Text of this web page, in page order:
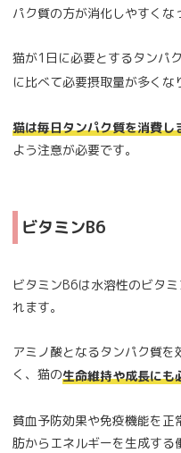
パク質の方が消化しやすくな
猫が1日に必要とするタンパ
に比べて必要摂取量が多くな
猫は毎日タンパク質を消費し
よう注意が必要です。
ビタミンB6
ビタミンB6は水溶性のビタ
れます。
アミノ酸となるタンパク質
く、猫の生命維持や成長にも
貧血予防効果や免疫機能を
肪からエネルギーを生成する